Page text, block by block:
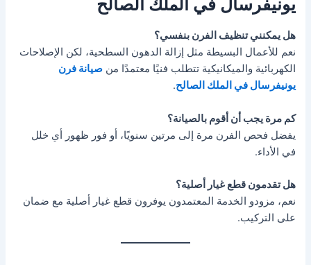
هل يمكنني تنظيف الفرن بنفسي؟
نعم للأعمال البسيطة مثل إزالة الدهون السطحية، لكن الإصلاحات
الكهربائية والميكانيكية تتطلب فنيًا معتمدًا منصيانة فرن
يونيفرسال في الملك الصالح.
كم مرة يجب أن أقوم بالصيانة؟
يفضل فحص الفرن مرة إلى مرتين سنويًا، أو فور ظهور أي خلل
في الأداء.
هل تقدمون قطع غيار أصلية؟
نعم، مزودو الخدمة المعتمدون يوفرون قطع غيار أصلية مع ضمان
على التركيب.